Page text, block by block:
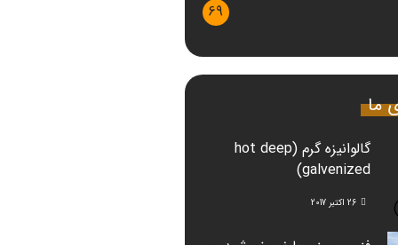
69
ما
گالوانیزه گرم (hot deep
galvenized)
26 اکتبر 2017